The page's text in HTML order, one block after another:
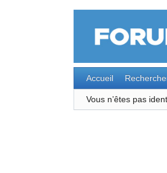
Accueil
Vous n’êtes pas